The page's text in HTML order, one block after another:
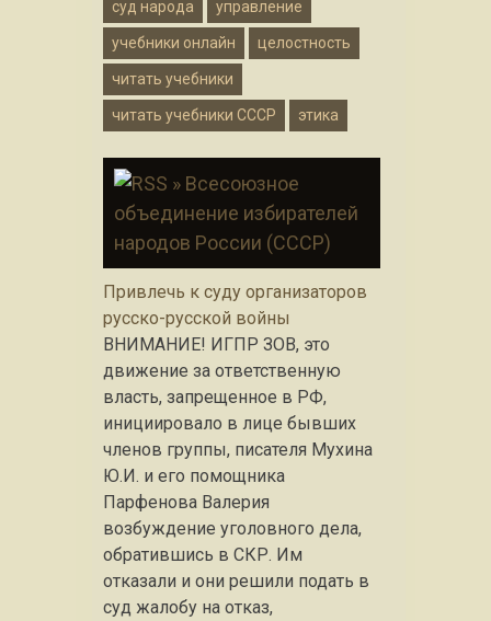
суд народа управление
учебники онлайн целостность
читать учебники
читать учебники СССР этика
» Всесоюзное
объединение избирателей
народов России (СССР)
Привлечь к суду организаторов
русско-русской войны
ВНИМАНИЕ! ИГПР ЗОВ, это
движение за ответственную
власть, запрещенное в РФ,
инициировало в лице бывших
членов группы, писателя Мухина
Ю.И. и его помощника
Парфенова Валерия
возбуждение уголовного дела,
обратившись в СКР. Им
отказали и они решили подать в
суд жалобу на отказ,